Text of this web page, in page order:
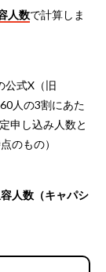
人数で計算しま
公式X（旧
人の3割にあた
申し込み人数と
のもの）
人数（キャパシ